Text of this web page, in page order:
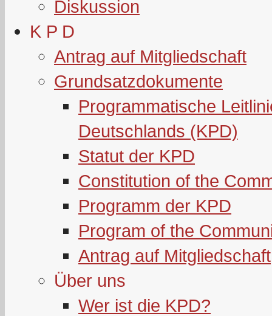
Diskussion
K P D
Antrag auf Mitgliedschaft
Grundsatzdokumente
Programmatische
Deutschlands (KPD)
Statut der KPD
Constitution of the
Programm der KPD
Program of the
Antrag auf Mitgliedschaft
Über uns
Wer ist die KPD?